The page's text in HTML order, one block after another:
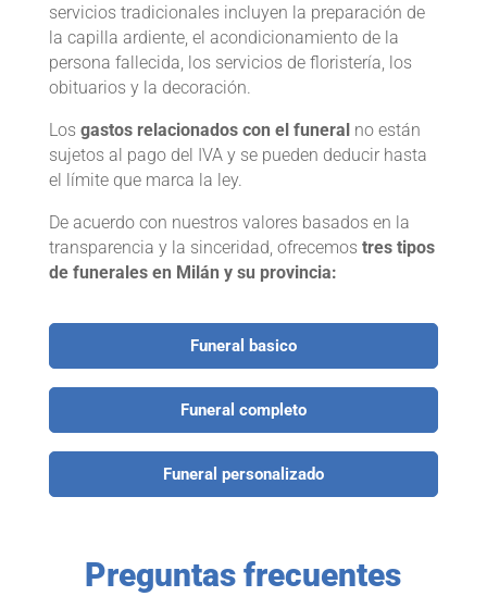
servicios tradicionales incluyen la preparación de
la capilla ardiente, el acondicionamiento de la
persona fallecida, los servicios de floristería, los
obituarios y la decoración.
Losgastos relacionados con el funeralno están
sujetos al pago del IVA y se pueden deducir hasta
el límite que marca la ley.
De acuerdo con nuestros valores basados en la
transparencia y la sinceridad, ofrecemos tres tipos
de funerales en Milán y su provincia:
Funeral basico
Funeral completo
Funeral personalizado
Preguntas frecuentes